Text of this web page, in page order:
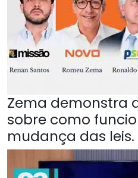
Zema demonstra
sobre como
mudança das